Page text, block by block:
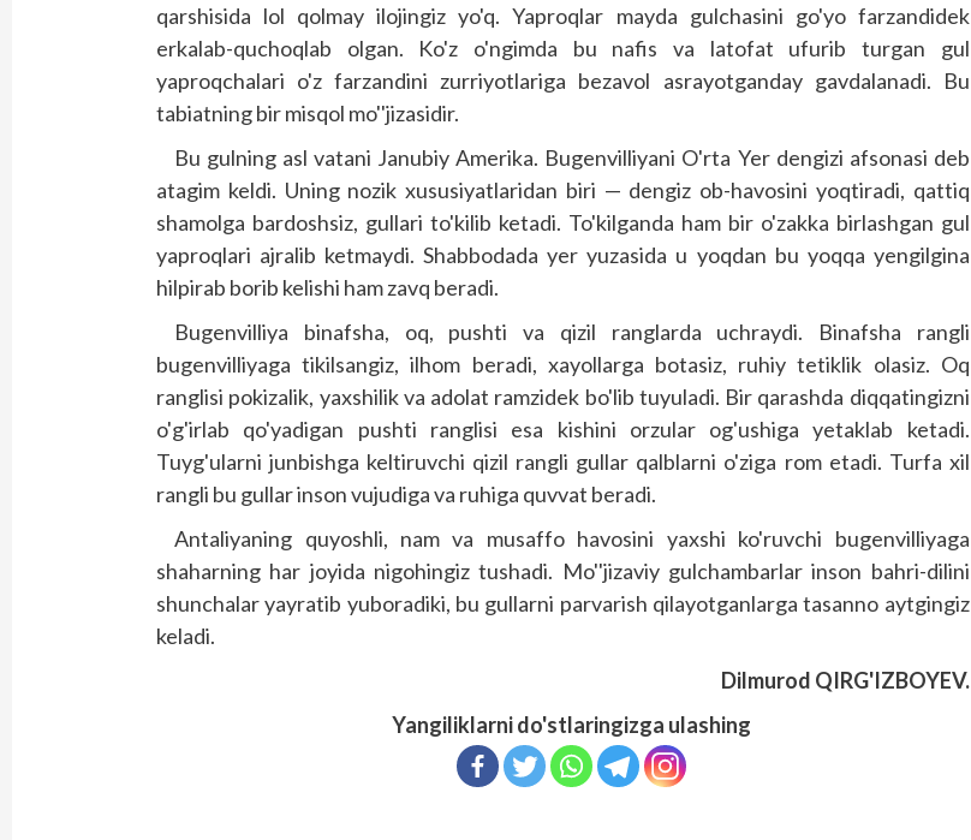
qarshisida lol qolmay ilojingiz yo'q. Yaproqlar mayda gulchasini go'yo farzandidek
erkalab-quchoqlab olgan. Ko'z o'ngimda bu nafis va latofat ufurib turgan gul
yaproqchalari o'z farzandini zurriyotlariga bezavol asrayotganday gavdalanadi. Bu
tabiatning bir misqol mo''jizasidir.
Bu gulning asl vatani Janubiy Amerika. Bugenvilliyani O'rta Yer dengizi afsonasi deb
atagim keldi. Uning nozik xususiyatlaridan biri — dengiz ob-havosini yoqtiradi, qattiq
shamolga bardoshsiz, gullari to'kilib ketadi. To'kilganda ham bir o'zakka birlashgan gul
yaproqlari ajralib ketmaydi. Shabbodada yer yuzasida u yoqdan bu yoqqa yengilgina
hilpirab borib kelishi ham zavq beradi.
Bugenvilliya binafsha, oq, pushti va qizil ranglarda uchraydi. Binafsha rangli
bugenvilliyaga tikilsangiz, ilhom beradi, xayollarga botasiz, ruhiy tetiklik olasiz. Oq
ranglisi pokizalik, yaxshilik va adolat ramzidek bo'lib tuyuladi. Bir qarashda diqqatingizni
o'g'irlab qo'yadigan pushti ranglisi esa kishini orzular og'ushiga yetaklab ketadi.
Tuyg'ularni junbishga keltiruvchi qizil rangli gullar qalblarni o'ziga rom etadi. Turfa xil
rangli bu gullar inson vujudiga va ruhiga quvvat beradi.
Antaliyaning quyoshli, nam va musaffo havosini yaxshi ko'ruvchi bugenvilliyaga
shaharning har joyida nigohingiz tushadi. Mo''jizaviy gulchambarlar inson bahri-dilini
shunchalar yayratib yuboradiki, bu gullarni parvarish qilayotganlarga tasanno aytgingiz
keladi.
Dilmurod QIRG'IZBOYEV.
Yangiliklarni do'stlaringizga ulashing